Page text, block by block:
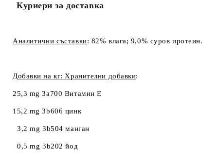
Куриери за доставка
Аналитични съставки: 82% влага; 9,0% суров протеин.
Добавки на кг: Хранителни добавки:
25,3 mg 3a700 Витамин Е
15,2 mg 3b606 цинк
3,2 mg 3b504 манган
0,5 mg 3b202 йод